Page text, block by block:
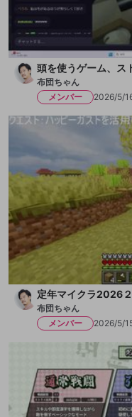
頭を使うゲーム、ス
布団ちゃん
メンバー
2026/5/
定年マイクラ2026
布団ちゃん
メンバー
2026/5/